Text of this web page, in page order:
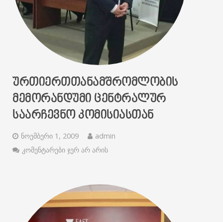
ᲣᲠᲗᲘᲔᲠᲗᲗᲐᲜᲐᲛᲨᲠᲝᲛᲚᲝᲑᲘᲡ
ᲛᲔᲛᲝᲠᲐᲜᲓᲣᲛᲘ ᲪᲔᲜᲢᲠᲐᲚᲣᲠ
ᲡᲐᲐᲠᲩᲔᲕᲜᲝ ᲙᲝᲛᲘᲡᲘᲐᲡᲗᲐᲜ
ნოემბერი 1, 2009
admin
კომენტარები ჯერ არ არის